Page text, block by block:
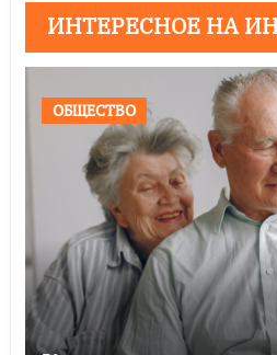
ИНТЕРЕСНОЕ НА
ОБЩЕСТВО